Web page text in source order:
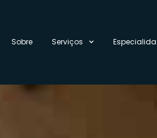
Sobre Serviços